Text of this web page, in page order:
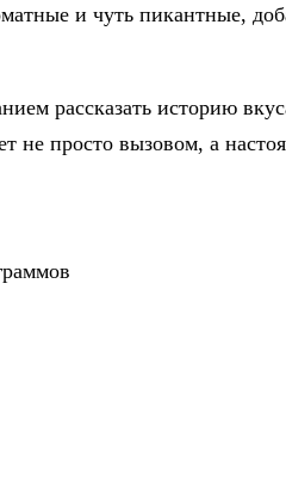
и чуть пикантные,
рассказать историю
не просто вызовом, а